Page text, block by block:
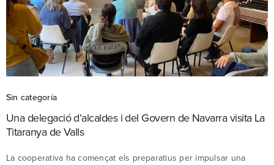
Sin categoría
Una delegació d’alcaldes i del Govern de Navarra visita La
Titaranya de Valls
La cooperativa ha començat els preparatius per impulsar una